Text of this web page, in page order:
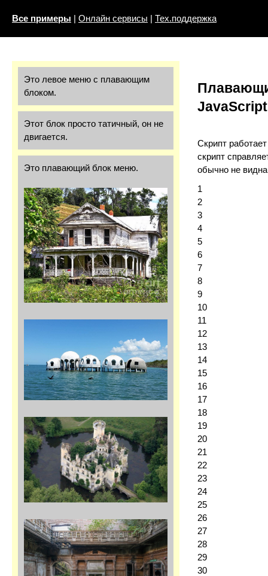
Все примеры | Онлайн сервисы | Тех.поддержка
Это левое меню с плавающим
блоком.
Этот блок просто татичный, он не
двигается.
Это плавающий блок меню.
JavaScript
Скрипт
скрипт
обычно не
1
2
3
4
5
6
7
8
9
10
11
12
13
14
15
16
17
18
19
20
21
22
23
24
25
26
27
28
29
30